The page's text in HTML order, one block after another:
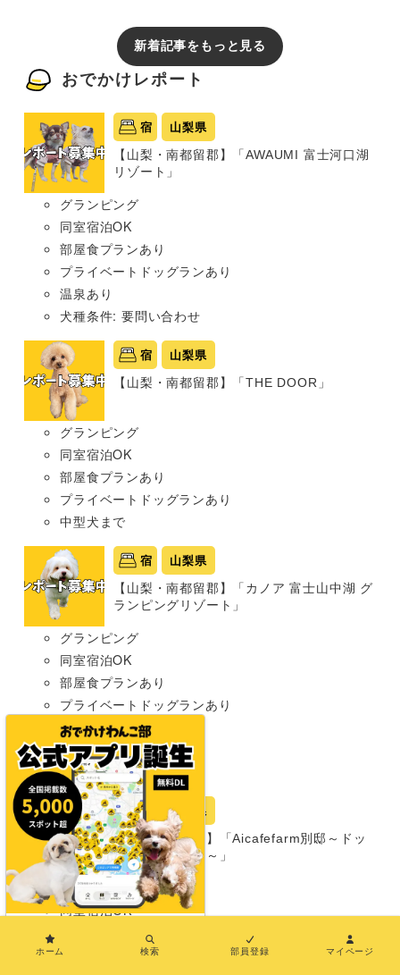
新着記事をもっと見る
おでかけレポート
宿 山梨県
【山梨・南都留郡】「AWAUMI 富士河口湖
リゾート」
グランピング
同室宿泊OK
部屋食プランあり
プライベートドッグランあり
温泉あり
犬種条件: 要問い合わせ
宿 山梨県
【山梨・南都留郡】「THE DOOR」
グランピング
同室宿泊OK
部屋食プランあり
プライベートドッグランあり
中型犬まで
宿 山梨県
【山梨・南都留郡】「カノア 富士山中湖 グ
ランピングリゾート」
グランピング
同室宿泊OK
部屋食プランあり
プライベートドッグランあり
わんこメニューあり
温泉あり
超大型犬まで
宿 山梨県
【山梨・北杜市】「Aicafefarm別邸～ドッ
グヴィラ八ヶ岳～」
グランピング
同室宿泊OK
部屋食プランあり
プライベートドッグランあり
ホーム 検索 部員登録 マイページ